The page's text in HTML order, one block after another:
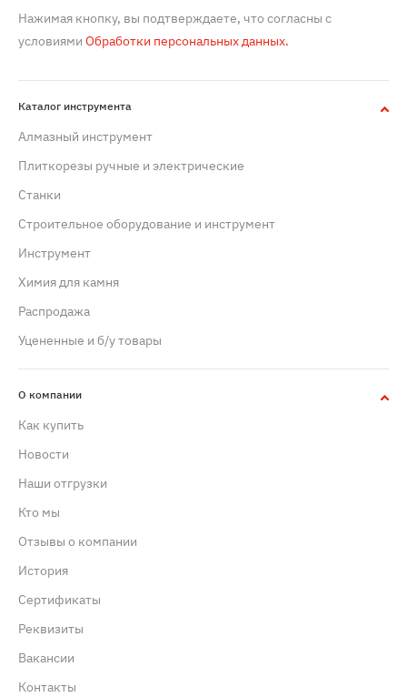
Нажимая кнопку, вы подтверждаете, что согласны с
условиями Обработки персональных данных.
Каталог инструмента
Алмазный инструмент
Плиткорезы ручные и электрические
Станки
Строительное оборудование и инструмент
Инструмент
Химия для камня
Распродажа
Уцененные и б/у товары
О компании
Как купить
Новости
Наши отгрузки
Кто мы
Отзывы о компании
История
Сертификаты
Реквизиты
Вакансии
Контакты